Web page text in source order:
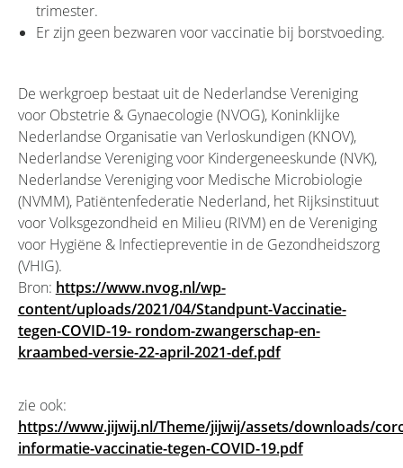
trimester.
Er zijn geen bezwaren voor vaccinatie bij borstvoeding.
De werkgroep bestaat uit de Nederlandse Vereniging
voor Obstetrie & Gynaecologie (NVOG), Koninklijke
Nederlandse Organisatie van Verloskundigen (KNOV),
Nederlandse Vereniging voor Kindergeneeskunde (NVK),
Nederlandse Vereniging voor Medische Microbiologie
(NVMM), Patiëntenfederatie Nederland, het Rijksinstituut
voor Volksgezondheid en Milieu (RIVM) en de Vereniging
voor Hygiëne & Infectiepreventie in de Gezondheidszorg
(VHIG).
Bron: https://www.nvog.nl/wp-
content/uploads/2021/04/Standpunt-Vaccinatie-
tegen-COVID-19- rondom-zwangerschap-en-
kraambed-versie-22-april-2021-def.pdf
zie ook:
https://www.jijwij.nl/Theme/jijwij/assets/downloads/
informatie-vaccinatie-tegen-COVID-19.pdf